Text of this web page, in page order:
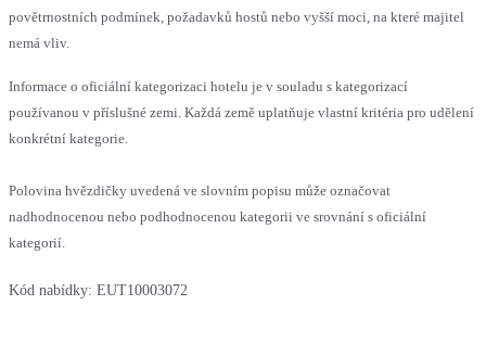
povětrnostních podmínek, požadavků hostů nebo vyšší moci, na které majitel
nemá vliv.
Informace o oficiální kategorizaci hotelu je v souladu s kategorizací
používanou v příslušné zemi. Každá země uplatňuje vlastní kritéria pro udělení
konkrétní kategorie.
Polovina hvězdičky uvedená ve slovním popisu může označovat
nadhodnocenou nebo podhodnocenou kategorii ve srovnání s oficiální
kategorií.
Kód nabídky: EUT10003072